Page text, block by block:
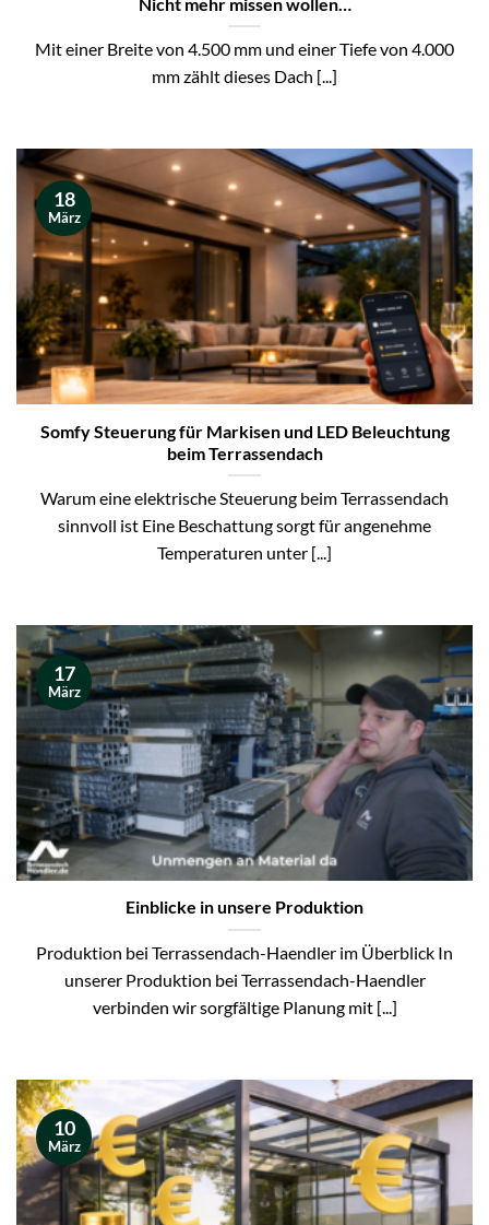
Nicht mehr missen wollen…
Mit einer Breite von 4.500 mm und einer Tiefe von 4.000
mm zählt dieses Dach [...]
Somfy Steuerung für Markisen und LED Beleuchtung
beim Terrassendach
Warum eine elektrische Steuerung beim Terrassendach
sinnvoll ist Eine Beschattung sorgt für angenehme
Temperaturen unter [...]
18
März
Einblicke in unsere Produktion
Produktion bei Terrassendach-Haendler im Überblick In
unserer Produktion bei Terrassendach-Haendler
verbinden wir sorgfältige Planung mit [...]
17
März
10
März